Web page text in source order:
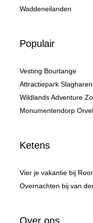
Waddeneilanden
Populair
Vesting Bourtange
Attractiepark Slagharen
Wildlands Adventure
Monumentendorp
Ketens
Vier je vakantie bij
Overnachten bij van
Over ons